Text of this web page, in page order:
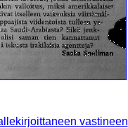
vastineen